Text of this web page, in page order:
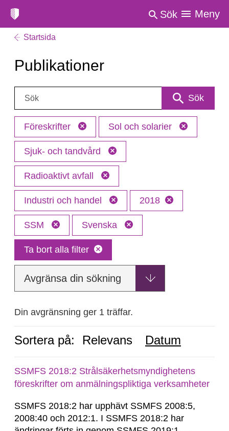
Sök Meny
Startsida
Publikationer
Sök: Sök
Föreskrifter Sol och solarier
Sjuk- och tandvård
Radioaktivt avfall
Industri och handel 2018
SSM Svenska
Ta bort alla filter
Avgränsa din sökning
Din avgränsning ger 1 träffar.
Sortera på: Relevans Datum
SSMFS 2018:2 Strålsäkerhetsmyndighetens
föreskrifter om anmälningspliktiga verksamheter
SSMFS 2018:2 har upphävt SSMFS 2008:5,
2008:40 och 2012:1. I SSMFS 2018:2 har